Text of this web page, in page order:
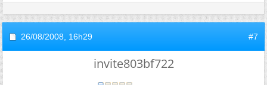
26/08/2008, 16h29 #7
invite803bf722